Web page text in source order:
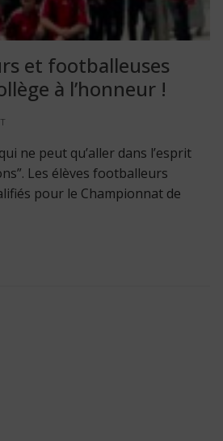
et footballeuses
à l’honneur !
ne peut qu’aller dans l’esprit
Les élèves footballeurs
pour le Championnat de